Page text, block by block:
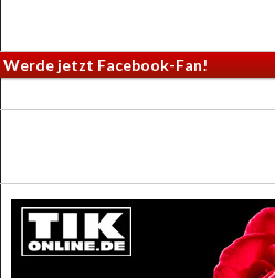
Werde jetzt Facebook-Fan!